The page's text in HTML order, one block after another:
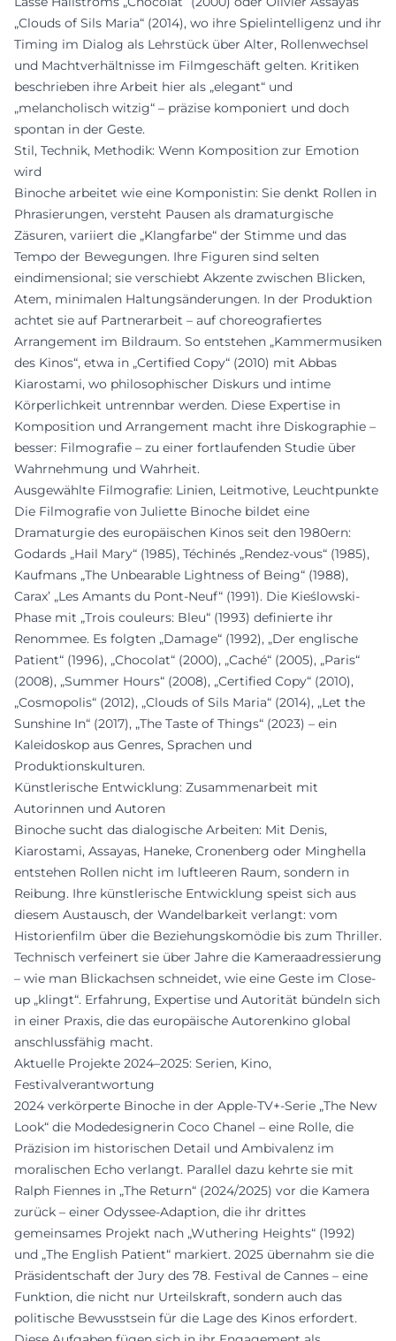
„Clouds of Sils Maria“ (2014), wo ihre Spielintelligenz und ihr
Timing im Dialog als Lehrstück über Alter, Rollenwechsel
und Machtverhältnisse im Filmgeschäft gelten. Kritiken
beschrieben ihre Arbeit hier als „elegant“ und
„melancholisch witzig“ – präzise komponiert und doch
spontan in der Geste.
Stil, Technik, Methodik: Wenn Komposition zur Emotion
wird
Binoche arbeitet wie eine Komponistin: Sie denkt Rollen in
Phrasierungen, versteht Pausen als dramaturgische
Zäsuren, variiert die „Klangfarbe“ der Stimme und das
Tempo der Bewegungen. Ihre Figuren sind selten
eindimensional; sie verschiebt Akzente zwischen Blicken,
Atem, minimalen Haltungsänderungen. In der Produktion
achtet sie auf Partnerarbeit – auf choreografiertes
Arrangement im Bildraum. So entstehen „Kammermusiken
des Kinos“, etwa in „Certified Copy“ (2010) mit Abbas
Kiarostami, wo philosophischer Diskurs und intime
Körperlichkeit untrennbar werden. Diese Expertise in
Komposition und Arrangement macht ihre Diskographie –
besser: Filmografie – zu einer fortlaufenden Studie über
Wahrnehmung und Wahrheit.
Ausgewählte Filmografie: Linien, Leitmotive, Leuchtpunkte
Die Filmografie von Juliette Binoche bildet eine
Dramaturgie des europäischen Kinos seit den 1980ern:
Godards „Hail Mary“ (1985), Téchinés „Rendez-vous“ (1985),
Kaufmans „The Unbearable Lightness of Being“ (1988),
Carax’ „Les Amants du Pont-Neuf“ (1991). Die Kieślowski-
Phase mit „Trois couleurs: Bleu“ (1993) definierte ihr
Renommee. Es folgten „Damage“ (1992), „Der englische
Patient“ (1996), „Chocolat“ (2000), „Caché“ (2005), „Paris“
(2008), „Summer Hours“ (2008), „Certified Copy“ (2010),
„Cosmopolis“ (2012), „Clouds of Sils Maria“ (2014), „Let the
Sunshine In“ (2017), „The Taste of Things“ (2023) – ein
Kaleidoskop aus Genres, Sprachen und
Produktionskulturen.
Künstlerische Entwicklung: Zusammenarbeit mit
Autorinnen und Autoren
Binoche sucht das dialogische Arbeiten: Mit Denis,
Kiarostami, Assayas, Haneke, Cronenberg oder Minghella
entstehen Rollen nicht im luftleeren Raum, sondern in
Reibung. Ihre künstlerische Entwicklung speist sich aus
diesem Austausch, der Wandelbarkeit verlangt: vom
Historienfilm über die Beziehungskomödie bis zum Thriller.
Technisch verfeinert sie über Jahre die Kameraadressierung
– wie man Blickachsen schneidet, wie eine Geste im Close-
up „klingt“. Erfahrung, Expertise und Autorität bündeln sich
in einer Praxis, die das europäische Autorenkino global
anschlussfähig macht.
Aktuelle Projekte 2024–2025: Serien, Kino,
Festivalverantwortung
2024 verkörperte Binoche in der Apple-TV+-Serie „The New
Look“ die Modedesignerin Coco Chanel – eine Rolle, die
Präzision im historischen Detail und Ambivalenz im
moralischen Echo verlangt. Parallel dazu kehrte sie mit
Ralph Fiennes in „The Return“ (2024/2025) vor die Kamera
zurück – einer Odyssee-Adaption, die ihr drittes
gemeinsames Projekt nach „Wuthering Heights“ (1992)
und „The English Patient“ markiert. 2025 übernahm sie die
Präsidentschaft der Jury des 78. Festival de Cannes – eine
Funktion, die nicht nur Urteilskraft, sondern auch das
politische Bewusstsein für die Lage des Kinos erfordert.